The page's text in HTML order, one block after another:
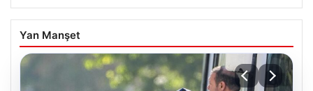
Yan Manşet